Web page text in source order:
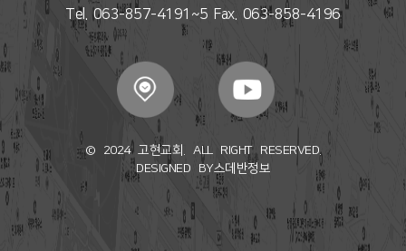
Tel. 063-857-4191~5 Fax. 063-858-4196
© 2024 고현교회. ALL RIGHT RESERVED.
DESIGNED BY스데반정보